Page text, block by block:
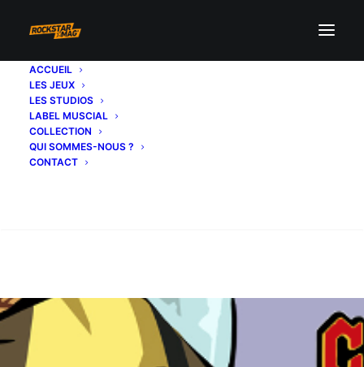
ACCUEIL
LES JEUX
LES STUDIOS
LABEL MUSCIAL
COLLECTION
QUI SOMMES-NOUS ?
CONTACT